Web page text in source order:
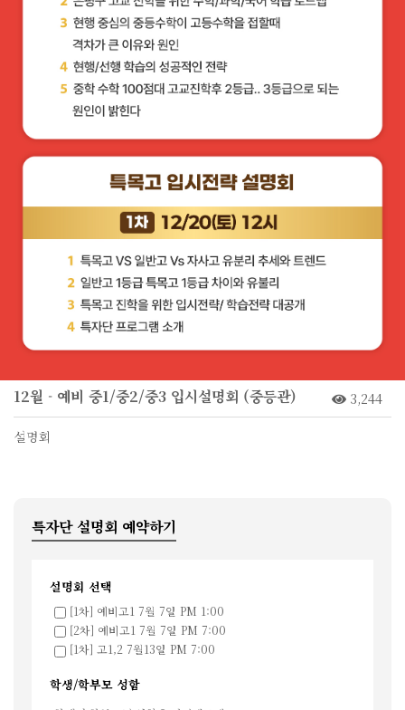
12월 - 예비 중1/중2/중3 입시설명회 (중등관) 3,244
설명회
특자단 설명회 예약하기
설명회 선택
[1차] 예비고1 7월 7일 PM 1:00
[2차] 예비고1 7월 7일 PM 7:00
[1차] 고1,2 7월13일 PM 7:00
학생/학부모 성함